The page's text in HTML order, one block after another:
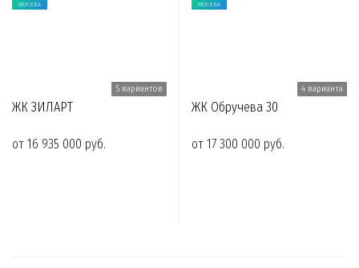
МОСКВА
5 вариантов
ЖК ЗИЛАРТ
от 16 935 000 руб.
МОСКВА
4 варианта
ЖК Обручева 30
от 17 300 000 руб.